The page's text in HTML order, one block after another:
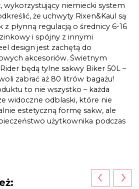
wykorzystujący niemiecki system
że uchwyty Rixen&Kaul są
płynną regulacją o średnicy 6-16
i spójny z innymi
design jest zachętą do
akcesoriów. Świetnym
będą tylne sakwy Biker 50L –
zabrać aż 80 litrów bagażu!
to nie wszystko – każda
widoczne odblaski, które nie
estetyczną formę sakw, ale
użytkownika podczas
‹ ›